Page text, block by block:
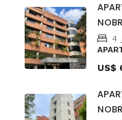
4
US$